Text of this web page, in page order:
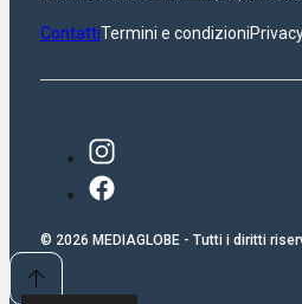
ContattiTermini e condizioni
© 2026 MEDIAGLOBE - Tutti i diritti